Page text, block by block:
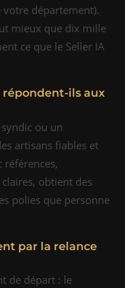
département).
mieux que dix mille
ce que le Seller IA
répondent-ils aux
ou un
artisans fiables et
références,
obtient des
polies que personne
par la relance
de départ : le